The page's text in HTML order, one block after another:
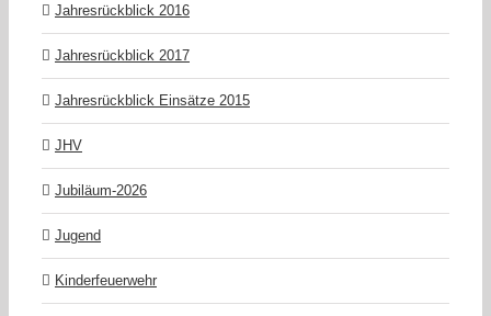
Jahresrückblick 2016
Jahresrückblick 2017
Jahresrückblick Einsätze 2015
JHV
Jubiläum-2026
Jugend
Kinderfeuerwehr